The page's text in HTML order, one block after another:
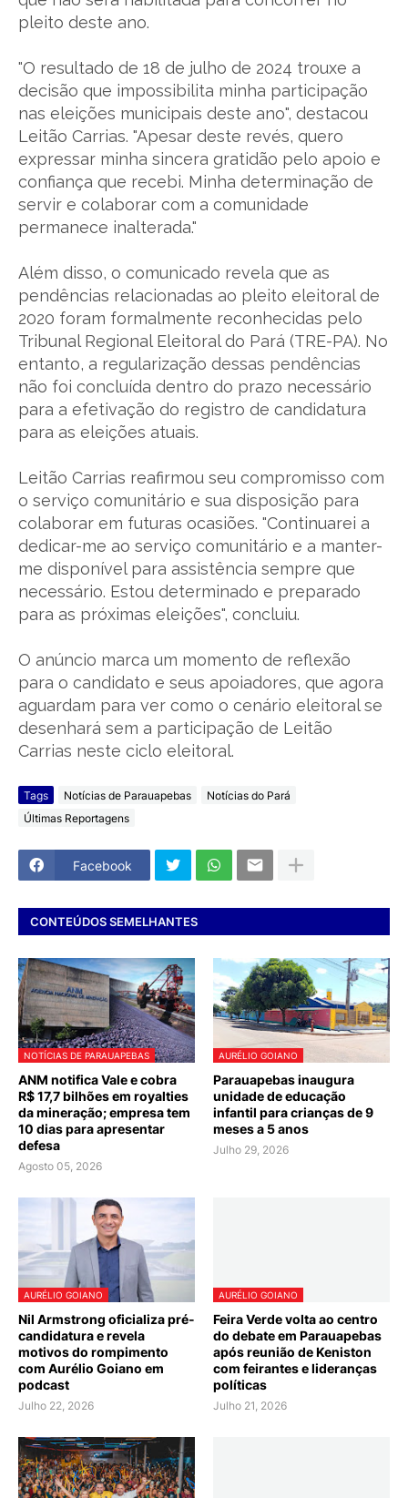
pleito deste ano.
"O resultado de 18 de julho de 2024 trouxe a
decisão que impossibilita minha participação
nas eleições municipais deste ano", destacou
Leitão Carrias. "Apesar deste revés, quero
expressar minha sincera gratidão pelo apoio e
confiança que recebi. Minha determinação de
servir e colaborar com a comunidade
permanece inalterada."
Além disso, o comunicado revela que as
pendências relacionadas ao pleito eleitoral de
2020 foram formalmente reconhecidas pelo
Tribunal Regional Eleitoral do Pará (TRE-PA). No
entanto, a regularização dessas pendências
não foi concluída dentro do prazo necessário
para a efetivação do registro de candidatura
para as eleições atuais.
Leitão Carrias reafirmou seu compromisso com
o serviço comunitário e sua disposição para
colaborar em futuras ocasiões. "Continuarei a
dedicar-me ao serviço comunitário e a manter-
me disponível para assistência sempre que
necessário. Estou determinado e preparado
para as próximas eleições", concluiu.
O anúncio marca um momento de reflexão
para o candidato e seus apoiadores, que agora
aguardam para ver como o cenário eleitoral se
desenhará sem a participação de Leitão
Carrias neste ciclo eleitoral.
Tags Notícias de Parauapebas
Notícias do Pará
Últimas Reportagens
Facebook
CONTEÚDOS SEMELHANTES
NOTÍCIAS DE PARAUAPEBAS
ANM notifica Vale e cobra
R$ 17,7 bilhões em royalties
da mineração; empresa tem
10 dias para apresentar
defesa
Agosto 05, 2026
AURÉLIO GOIANO
Parauapebas inaugura
unidade de educação
infantil para crianças de 9
meses a 5 anos
Julho 29, 2026
AURÉLIO GOIANO
Nil Armstrong oficializa pré-
candidatura e revela
motivos do rompimento
com Aurélio Goiano em
podcast
Julho 22, 2026
AURÉLIO GOIANO
Feira Verde volta ao centro
do debate em Parauapebas
após reunião de Keniston
com feirantes e lideranças
políticas
Julho 21, 2026